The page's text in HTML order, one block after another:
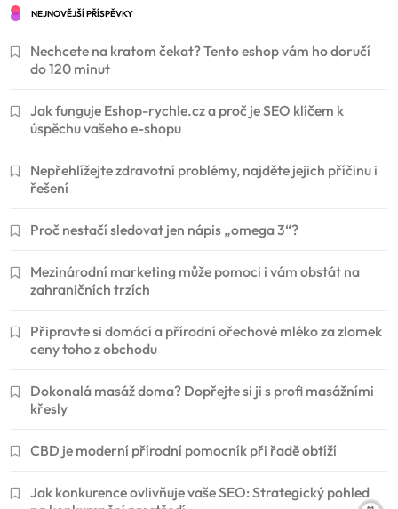
NEJNOVĚJŠÍ PŘÍSPĚVKY
Nechcete na kratom čekat? Tento eshop vám ho doručí
do 120 minut
Jak funguje Eshop-rychle.cz a proč je SEO klíčem k
úspěchu vašeho e-shopu
Nepřehlížejte zdravotní problémy, najděte jejich příčinu i
řešení
Proč nestačí sledovat jen nápis „omega 3“?
Mezinárodní marketing může pomoci i vám obstát na
zahraničních trzích
Připravte si domácí a přírodní ořechové mléko za zlomek
ceny toho z obchodu
Dokonalá masáž doma? Dopřejte si ji s profi masážními
křesly
CBD je moderní přírodní pomocník při řadě obtíží
Jak konkurence ovlivňuje vaše SEO: Strategický pohled